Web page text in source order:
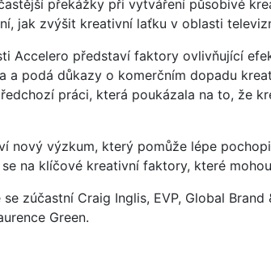
překážky při vytváření působivé
jak zvýšit kreativní laťku v oblasti
Accelero představí faktory ovlivňující
podá důkazy o komerčním dopadu
práci, která poukázala na to, že
nový výzkum, který pomůže lépe
na klíčové kreativní faktory, které
zúčastní Craig Inglis, EVP, Global
Green.